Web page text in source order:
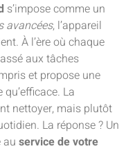
s’impose comme un
avancées, l’appareil
À l’ère où chaque
aux tâches
et propose une
La
nettoyer, mais plutôt
La réponse ? Un
au service de votre